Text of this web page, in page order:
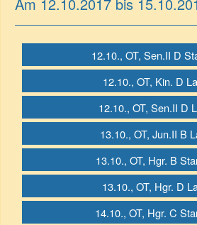
12.10., OT, Sen.II D
12.10., OT, Kin. D
12.10., OT, Sen.II D
13.10., OT, Jun.II B
13.10., OT, Hgr. B
13.10., OT, Hgr. D
14.10., OT, Hgr. C